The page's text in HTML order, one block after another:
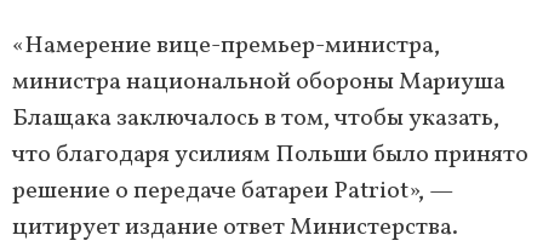
«Намерение вице-премьер-министра,
министра национальной обороны Мариуша
Блащака заключалось в том, чтобы указать,
что благодаря усилиям Польши было принято
решение о передаче батареи Patriot», —
цитирует издание ответ Министерства.